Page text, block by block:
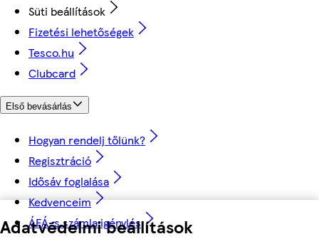
Adatvédelmi beállítások
Süti beállítások
Fizetési lehetőségek
Tesco.hu
Clubcard
Első bevásárlás
Hogyan rendelj tőlünk?
Regisztráció
Idősáv foglalása
Kedvenceim
ÁFÁ-s számla igénylés